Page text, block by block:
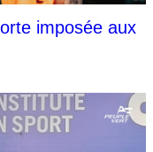
imposée aux